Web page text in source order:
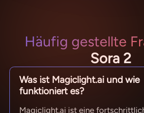
Häufig gestellte
Sora 2
Was ist Magiclight.ai und wie
funktioniert es?
Magiclight.ai ist eine